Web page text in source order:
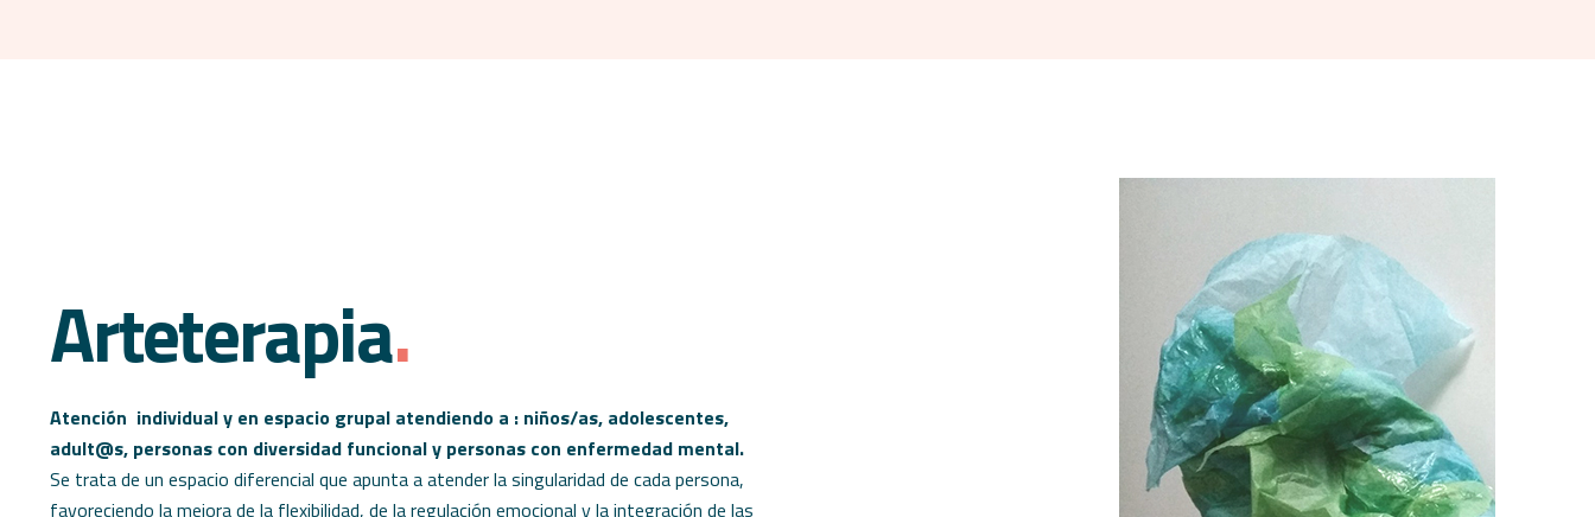
Arteterapia.
Atención individual y en espacio grupal atendiendo a : niños/as, adolescentes,
adult@s, personas con diversidad funcional y personas con enfermedad mental.
Se trata de un espacio diferencial que apunta a atender la singularidad de cada persona,
favoreciendo la mejora de la flexibilidad, de la regulación emocional y la integración de las